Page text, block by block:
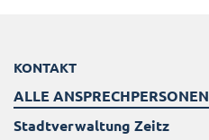
KONTAKT
ALLE ANSPRECHPERSONEN
Stadtverwaltung Zeitz